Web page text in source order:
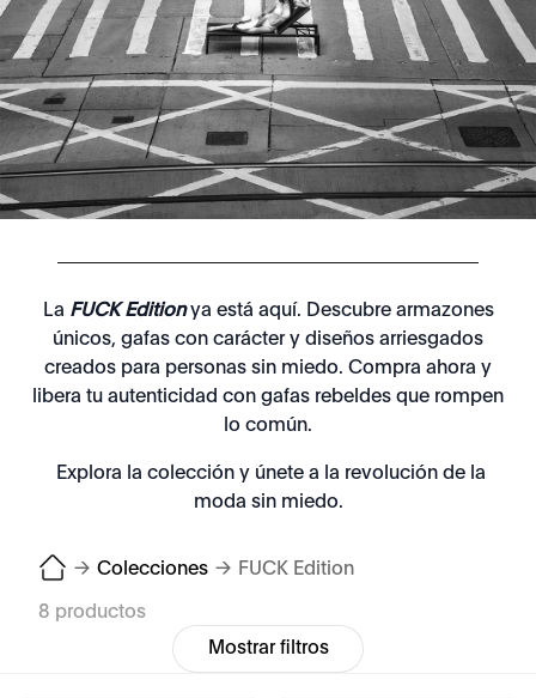
La FUCK Editionya está aquí. Descubre armazones
únicos, gafas con carácter y diseños arriesgados
creados para personas sin miedo. Compra ahora y
libera tu autenticidad con gafas rebeldes que rompen
lo común.
Explora la colección y únete a la revolución de la
moda sin miedo.
→ Colecciones → FUCK Edition
8 productos
Mostrar filtros